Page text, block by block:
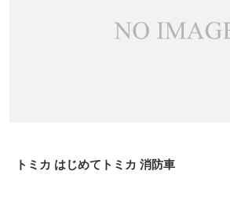
トミカ はじめてトミカ 消防車